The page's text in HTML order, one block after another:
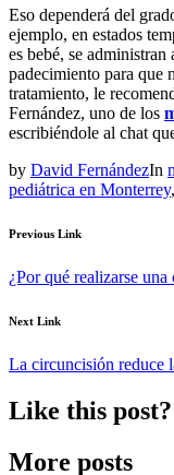
Eso dependerá del
ejemplo, en estados
es bebé, se
padecimiento para que
tratamiento, le
Fernández, uno de los
escribiéndole al chat
by David FernándezIn
pediátrica en Monterrey,
Previous Link
¿Por qué realizarse
Next Link
La circuncisión reduce
Like this post?
More posts